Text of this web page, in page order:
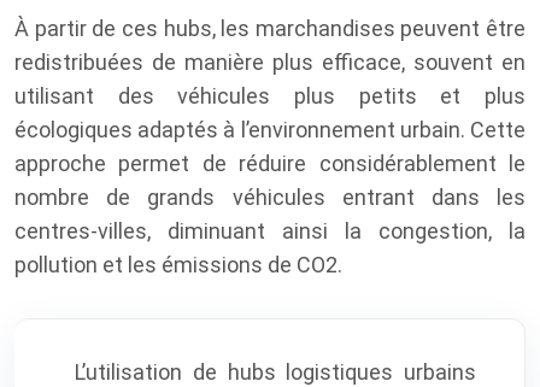
À partir de ces hubs, les marchandises peuvent être
redistribuées de manière plus efficace, souvent en
utilisant des véhicules plus petits et plus
écologiques adaptés à l’environnement urbain. Cette
approche permet de réduire considérablement le
nombre de grands véhicules entrant dans les
centres-villes, diminuant ainsi la congestion, la
pollution et les émissions de CO2.
L’utilisation de hubs logistiques urbains